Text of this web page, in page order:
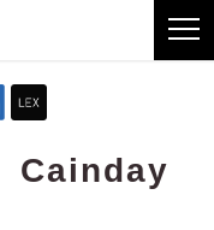
Cainday